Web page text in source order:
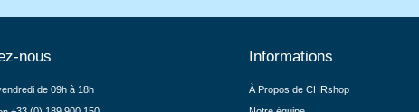
nous
de 09h à 18h
Informations
À Propos de CHRshop